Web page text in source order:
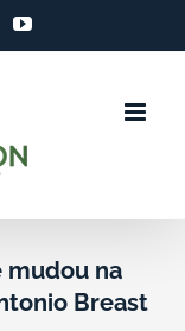
YouTube
mudou na
Breast